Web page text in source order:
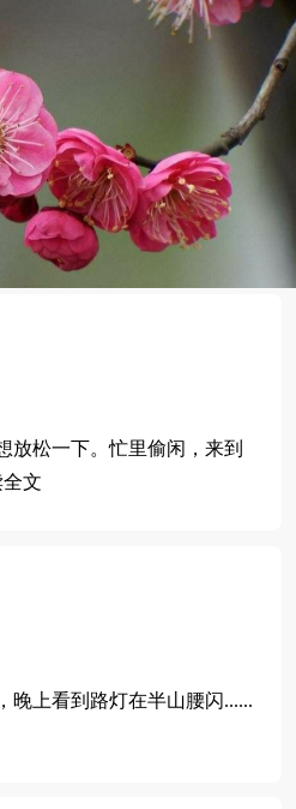
放松一下。忙里偷闲，来到
文
晚上看到路灯在半山腰闪......